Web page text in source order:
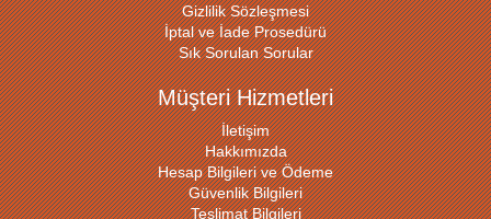
Gizlilik Sözleşmesi
İptal ve İade Prosedürü
Sık Sorulan Sorular
Müşteri Hizmetleri
İletişim
Hakkımızda
Hesap Bilgileri ve Ödeme
Güvenlik Bilgileri
Teslimat Bilgileri